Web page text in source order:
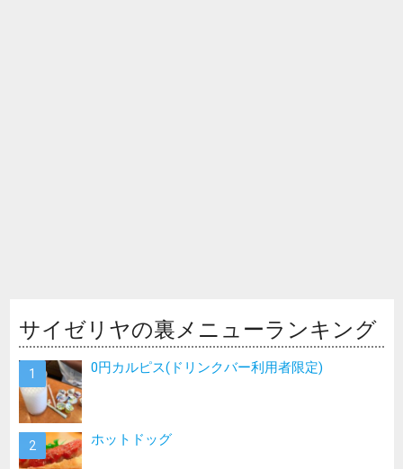
サイゼリヤの裏メニューランキング
0円カルピス(ドリンクバー利用者限定)
ホットドッグ